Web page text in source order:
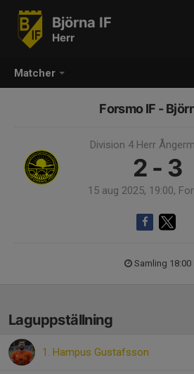
Matcher
Björna IF
Herr
Forsmo IF -
Division 4 Herr
2 - 3
15 aug 2025, 19:00,
Samling 18:00
Laguppställning
1. Hampus Gustafsson